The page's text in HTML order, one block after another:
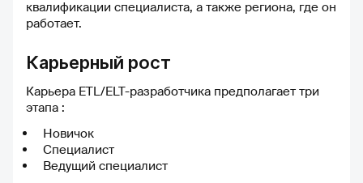
квалификации специалиста, а также региона, где он
работает.
Карьерный рост
Карьера ETL/ELT-разработчика предполагает три
этапа :
Новичок
Специалист
Ведущий специалист